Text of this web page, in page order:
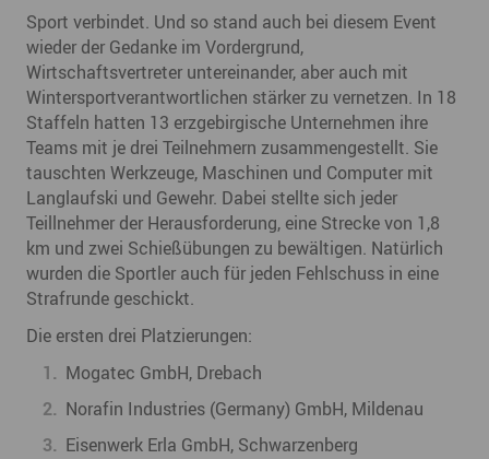
Sport verbindet. Und so stand auch bei diesem Event
wieder der Gedanke im Vordergrund,
Wirtschaftsvertreter untereinander, aber auch mit
Wintersportverantwortlichen stärker zu vernetzen. In 18
Staffeln hatten 13 erzgebirgische Unternehmen ihre
Teams mit je drei Teilnehmern zusammengestellt. Sie
tauschten Werkzeuge, Maschinen und Computer mit
Langlaufski und Gewehr. Dabei stellte sich jeder
Teillnehmer der Herausforderung, eine Strecke von 1,8
km und zwei Schießübungen zu bewältigen. Natürlich
wurden die Sportler auch für jeden Fehlschuss in eine
Strafrunde geschickt.
Die ersten drei Platzierungen:
Mogatec GmbH, Drebach
Norafin Industries (Germany) GmbH, Mildenau
Eisenwerk Erla GmbH, Schwarzenberg